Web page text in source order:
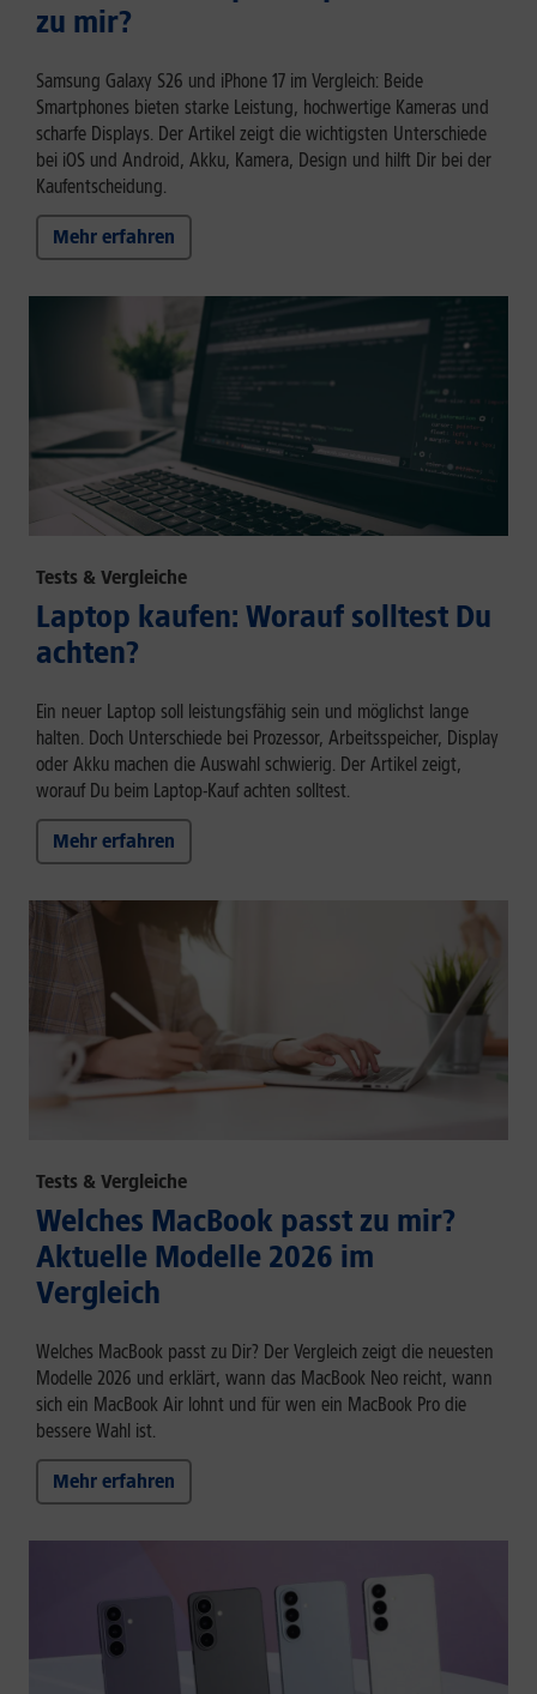
zu mir?
Samsung Galaxy S26 und iPhone 17 im Vergleich: Beide
Smartphones bieten starke Leistung, hochwertige Kameras und
scharfe Displays. Der Artikel zeigt die wichtigsten Unterschiede
bei iOS und Android, Akku, Kamera, Design und hilft Dir bei der
Kaufentscheidung.
Mehr erfahren
Tests & Vergleiche
Laptop kaufen: Worauf solltest Du
achten?
Ein neuer Laptop soll leistungsfähig sein und möglichst lange
halten. Doch Unterschiede bei Prozessor, Arbeitsspeicher, Display
oder Akku machen die Auswahl schwierig. Der Artikel zeigt,
worauf Du beim Laptop-Kauf achten solltest.
Mehr erfahren
Tests & Vergleiche
Welches MacBook passt zu mir?
Aktuelle Modelle 2026 im
Vergleich
Welches MacBook passt zu Dir? Der Vergleich zeigt die neuesten
Modelle 2026 und erklärt, wann das MacBook Neo reicht, wann
sich ein MacBook Air lohnt und für wen ein MacBook Pro die
bessere Wahl ist.
Mehr erfahren